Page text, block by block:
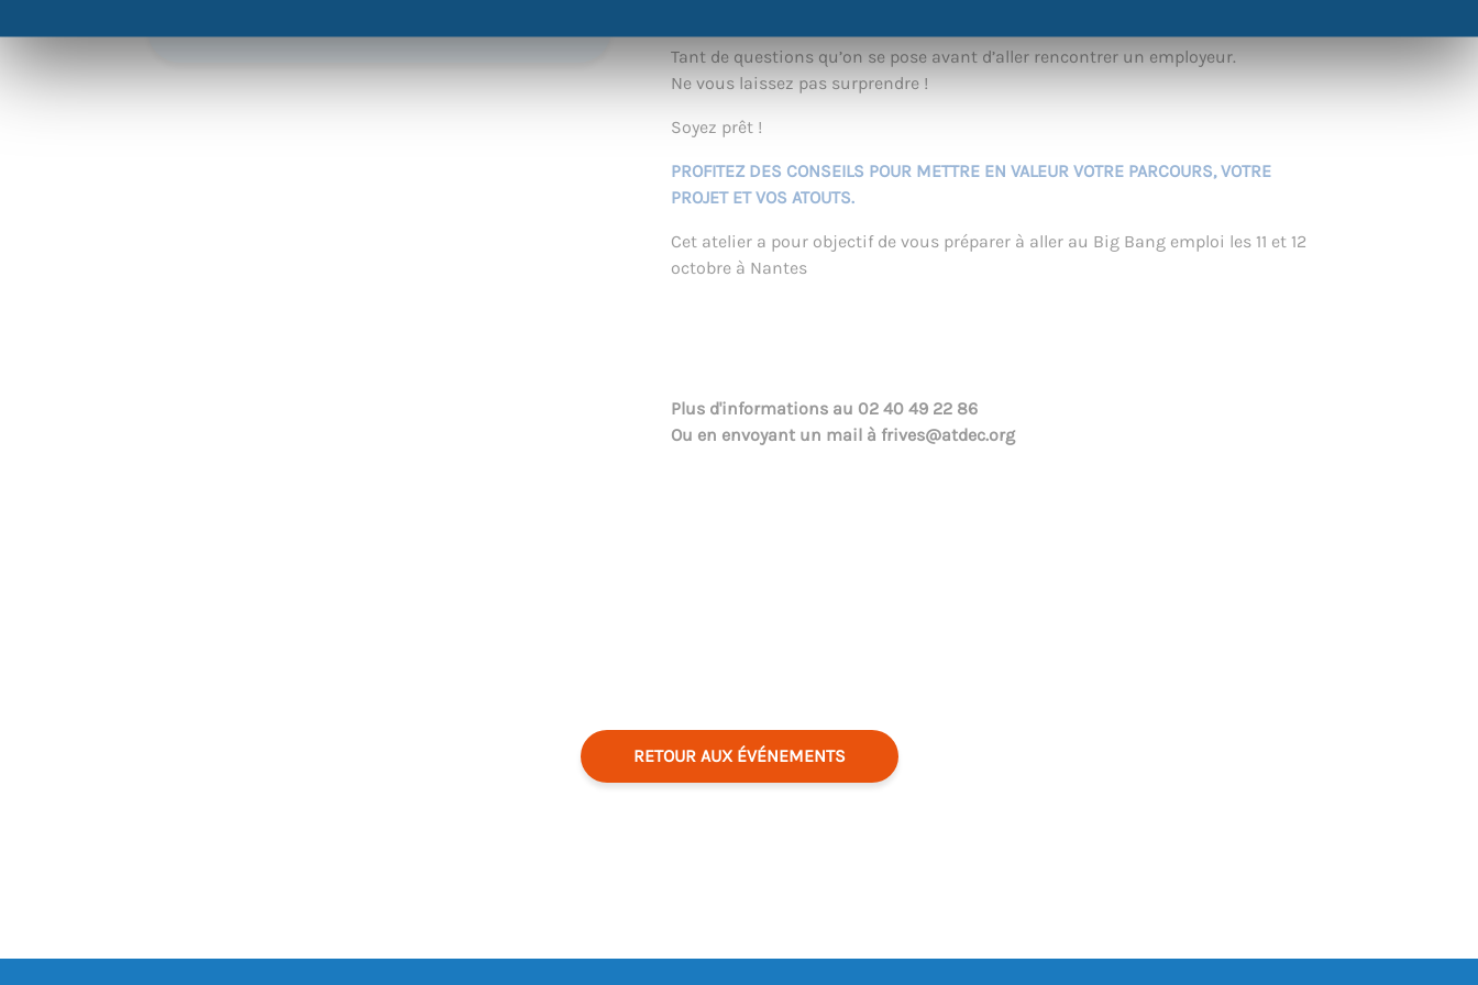
Tant de questions qu’on se pose avant d’aller rencontrer un employeur.
Ne vous laissez pas surprendre !
Soyez prêt !
PROFITEZ DES CONSEILS POUR METTRE EN VALEUR VOTRE PARCOURS, VOTRE
PROJET ET VOS ATOUTS.
Cet atelier a pour objectif de vous préparer à aller au Big Bang emploi les 11 et 12
octobre à Nantes
Plus d'informations au 02 40 49 22 86
Ou en envoyant un mail à frives@atdec.org
RETOUR AUX ÉVÉNEMENTS